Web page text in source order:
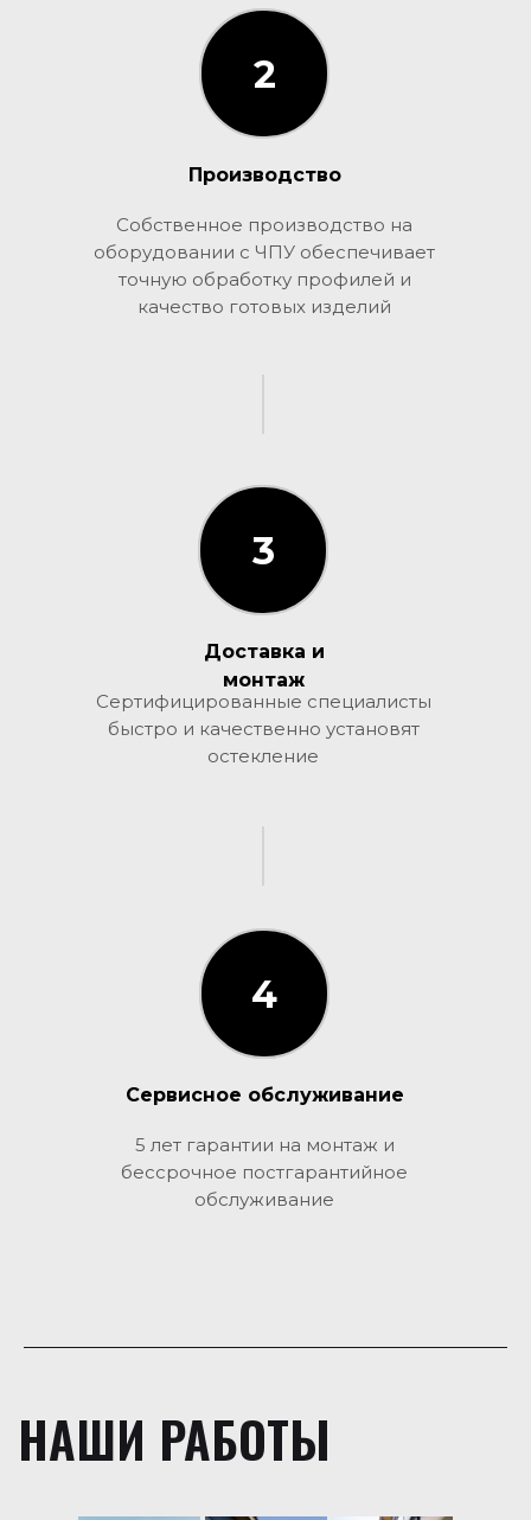
3
Сервисное обслуживание
5 лет гарантии на монтаж и
бессрочное постгарантийное
обслуживание
4
2
Производство
Собственное производство на
оборудовании с ЧПУ обеспечивает
точную обработку профилей и
качество готовых изделий
2
3
Доставка и
монтаж
Сертифицированные специалисты
быстро и качественно установят
остекление
3
НАШИ РАБОТЫ